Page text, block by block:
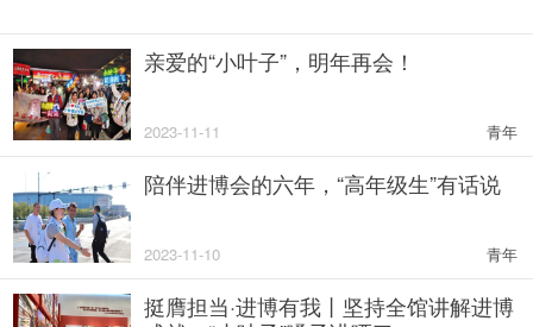
亲爱的“小叶子”，明年再会！
2023-11-11 青年
陪伴进博会的六年，“高年级生”有话说
2023-11-10 青年
挺膺担当·进博有我丨坚持全馆讲解进博